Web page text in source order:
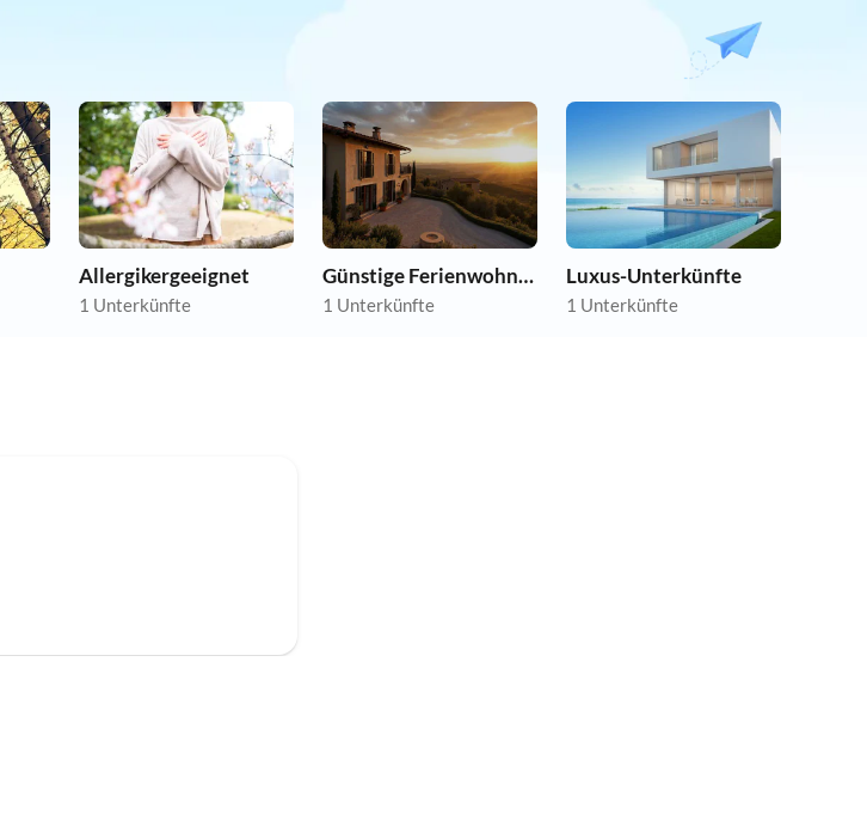
Allergikergeeignet
1 Unterkünfte
Günstige Ferienwohnungen
1 Unterkünfte
Luxus-Unterkünfte
1 Unterkünfte